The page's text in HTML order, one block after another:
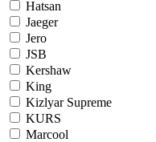
Hatsan
Jaeger
Jero
JSB
Kershaw
King
Kizlyar Supreme
KURS
Marcool